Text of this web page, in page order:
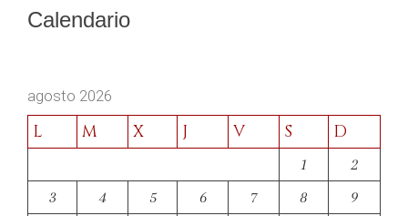
Calendario
agosto 2026
L M X J V S D
1
2
3
4 5 6 7 8
9